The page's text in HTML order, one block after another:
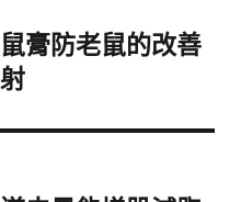
膏防老鼠的改善